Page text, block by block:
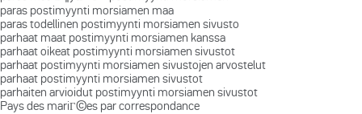
paras postimyynti morsiamen maa
paras todellinen postimyynti morsiamen sivusto
parhaat maat postimyynti morsiamen kanssa
parhaat oikeat postimyynti morsiamen sivustot
parhaat postimyynti morsiamen sivustojen arvostelut
parhaat postimyynti morsiamen sivustot
parhaiten arvioidut postimyynti morsiamen sivustot
Pays des mariГ©es par correspondance